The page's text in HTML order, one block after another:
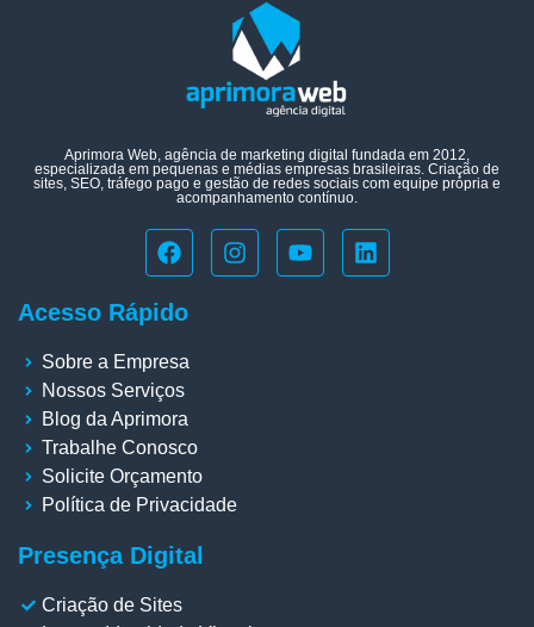
Aprimora Web, agência de marketing digital fundada em 2012,
especializada em pequenas e médias empresas brasileiras. Criação de
sites, SEO, tráfego pago e gestão de redes sociais com equipe própria e
acompanhamento contínuo.
Acesso Rápido
Sobre a Empresa
Nossos Serviços
Blog da Aprimora
Trabalhe Conosco
Solicite Orçamento
Política de Privacidade
Presença Digital
Criação de Sites